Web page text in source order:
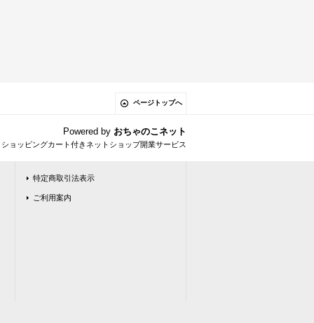
ページトップへ
Powered by おちゃのこネット
ョッピングカート付きネットショップ開業サービス
特定商取引法表示
ご利用案内